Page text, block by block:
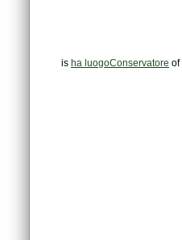
is ha luogoConservatore of